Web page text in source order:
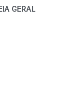
GERAL